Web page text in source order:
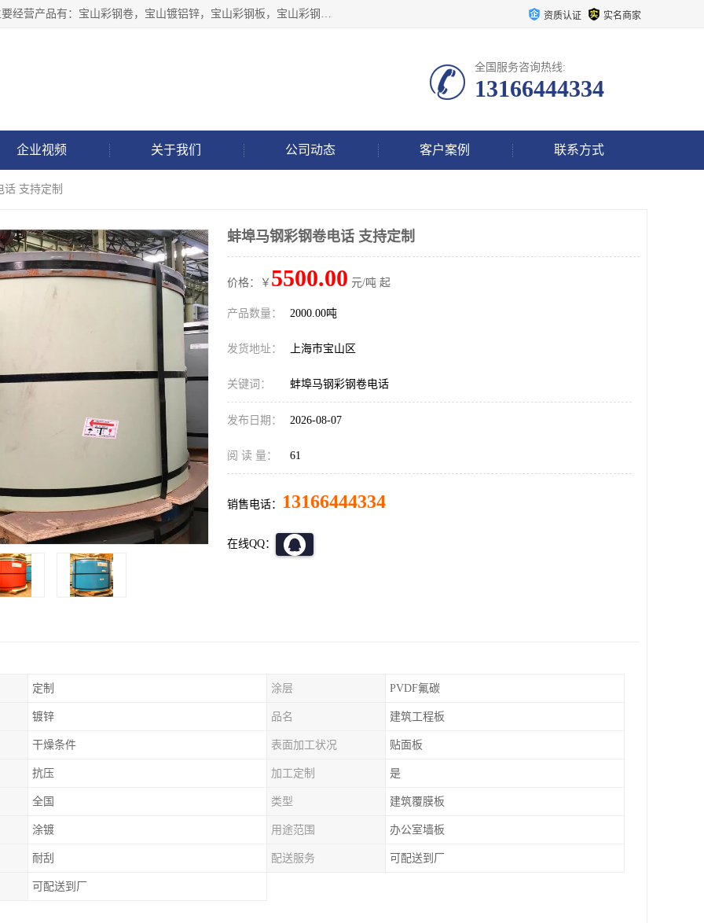
上海轩本实业有限公司于2017年注册地位于上海市宝山区，主要经营产品有：宝山彩钢卷，宝山镀铝锌，宝山彩钢板，宝山彩钢瓦等产品的生产和销售。 资质认证 实名商家
全国服务咨询热线:
13166444334
企业视频 关于我们 公司动态 客户案例 联系方式
话 支持定制
蚌埠马钢彩钢卷电话 支持定制
价格：￥ 5500.00 元/吨 起
产品数量： 2000.00吨
发货地址： 上海市宝山区
关键词： 蚌埠马钢彩钢卷电话
发布日期： 2026-08-07
阅 读 量： 61
销售电话： 13166444334
在线QQ：
定制 涂层 PVDF氟碳
镀锌 品名 建筑工程板
干燥条件 表面加工状况 贴面板
抗压 加工定制 是
全国 类型 建筑覆膜板
涂镀 用途范围 办公室墙板
耐刮 配送服务 可配送到厂
可配送到厂